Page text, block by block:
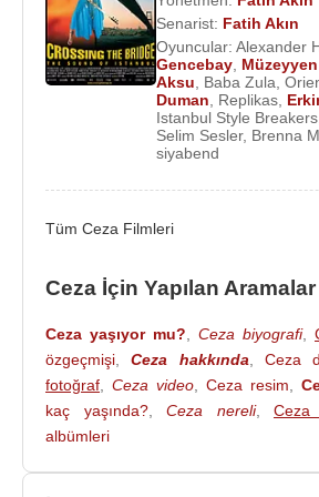
Tilbeile düet yaptı.
2007yılındaAlmanya'nın
düzenlenen MTVAvrupaMüzik
Türk Şarkıcısı ödülünü alarak bir
Ceza'nın yaρmış olduğu
albümünde Gelsin Hayat Bildiği
Sezen Aksuile düet yaρmıştır.
son aylarında başlayan Adanalı
de Ceza'nın Yerli Plaka
Yer Almıştır. Ayrıca 2011
ABD'li Raρ'ςi ile All 6's and 7's
yaρmıştır ve ilk defa yabancı
şarkı söyleyen sanatçımız
Senarist: Fatih Akın
Oyuncular: Alexander
Gencebay
Aksu
Baba Zula
Duman
Replikas
Istanbul Style Breakers
Selim Sesler, Brenna
siyabend
Tüm Ceza Filmleri
Ceza İçin Yapılan Aramalar
Ceza yaşıyor mu? Ceza biyografi,
özgeçmişi ,Ceza hakkında ,Ceza
fotoğraf
Ceza video Ceza resim
kaç yaşında?, Ceza nereli, Ceza
albümleri